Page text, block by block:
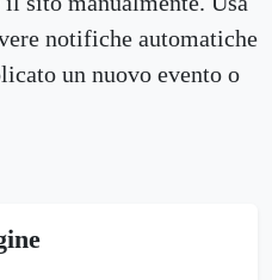
notifiche automatiche
un nuovo evento o